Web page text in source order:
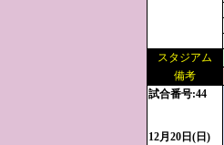
スタジアム
備考
試合番号:44
12月20日(日)